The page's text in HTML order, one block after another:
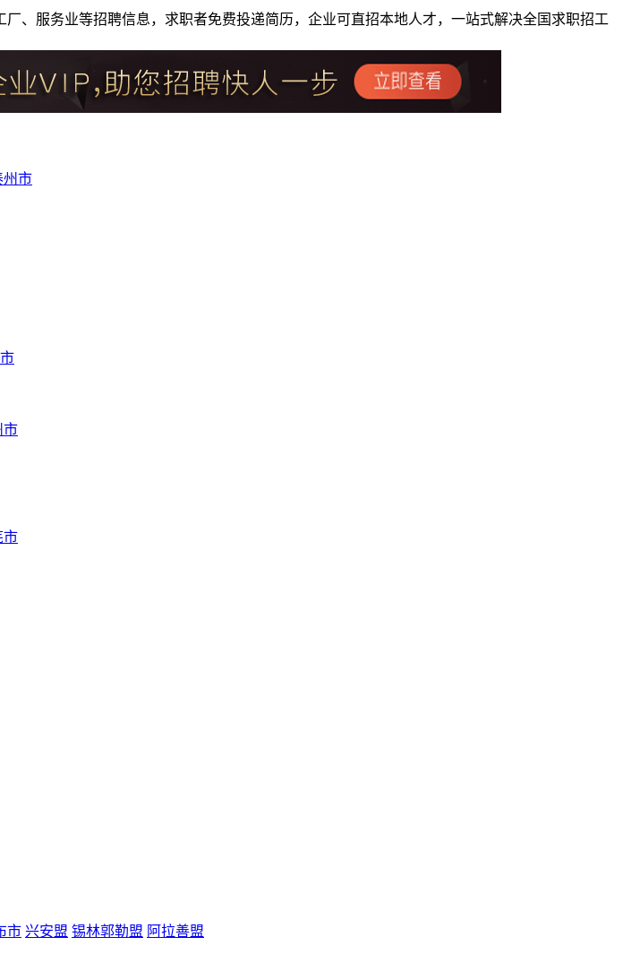
、服务业等招聘信息，求职者免费投递简历，企业可直招本地人才，一站式解决全国求职招工
州市
市
市
市 兴安盟 锡林郭勒盟 阿拉善盟